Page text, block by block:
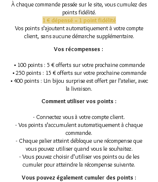
À chaque commande passée sur le site, vous cumulez des
points fidélité.
1 € dépensé = 1 point fidélité
Vos points s’ajoutent automatiquement à votre compte
client, sans aucune démarche supplémentaire.
Vos récompenses :
• 100 points : 5 € offerts sur votre prochaine commande
• 250 points : 15 € offerts sur votre prochaine commande
• 400 points : Un bijou surprise est offert par l’atelier, avec
la livraison.
Comment utiliser vos points :
- Connectez vous à votre compte client.
- Vos points s’accumulent automatiquement à chaque
commande.
- Chaque palier atteint débloque une récompense que
vous pouvez utiliser quand vous le souhaitez.
- Vous pouvez choisir d’utiliser vos points ou de les
cumuler pour atteindre la récompense suivante.
Vous pouvez également cumuler des points :